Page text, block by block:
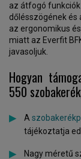
az átfogó
dőlésszögének és
az ergonomikus
miatt az Everfit
javasoljuk.
Hogyan
550
A
tájékoztatja
Nagy méretű